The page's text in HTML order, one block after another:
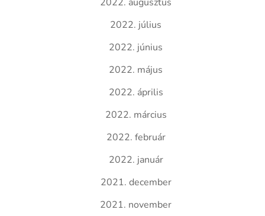
2022. július
2022. június
2022. május
2022. április
2022. március
2022. február
2022. január
2021. december
2021. november